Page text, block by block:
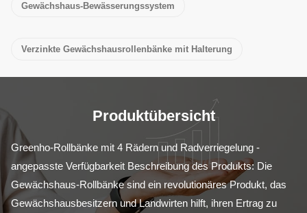
Gewächshaus-Bewässerungssystem
Verzinkte Gewächshausrollenbänke mit Halterung
Produktübersicht
Greenho-Rollbänke mit 4 Rädern und Radverriegelung -
angepasste Verfügbarkeit Beschreibung des Produkts: Die
Gewächshaus-Rollbänke sind ein revolutionäres Produkt, das
Gewächshausbesitzern und Landwirten hilft, ihren Ertrag zu